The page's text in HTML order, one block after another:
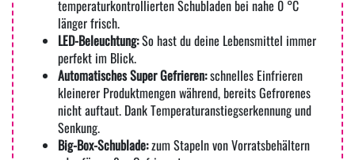
temperaturkontrollierten Schubladen bei nahe 0 °C
länger frisch.
LED-Beleuchtung:So hast du deine Lebensmittel immer
perfekt im Blick.
Automatisches Super Gefrieren:schnelles Einfrieren
kleinerer Produktmengen während, bereits Gefrorenes
nicht auftaut. Dank Temperaturanstiegserkennung und
Senkung.
Big-Box-Schublade:zum Stapeln von Vorratsbehältern